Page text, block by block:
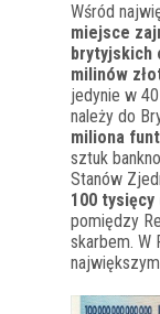
Wśród
miejsce
brytyjskich
milinów
jedynie w
należy do
miliona
sztuk
Stanów
100
pomiędzy
skarbem. W